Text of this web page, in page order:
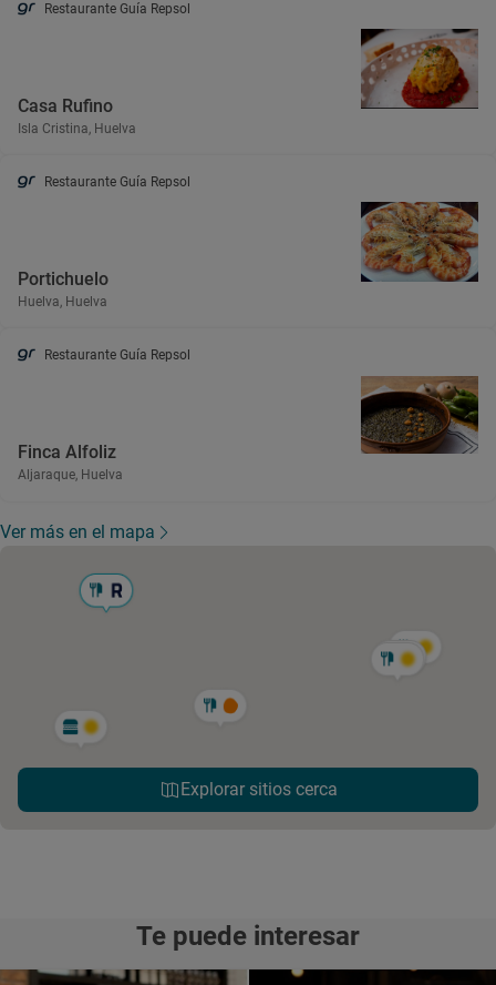
Restaurante Guía Repsol
Casa Rufino
Isla Cristina, Huelva
Restaurante Guía Repsol
Portichuelo
Huelva, Huelva
Restaurante Guía Repsol
Finca Alfoliz
Aljaraque, Huelva
Ver más en el mapa
Explorar sitios cerca
Te puede interesar